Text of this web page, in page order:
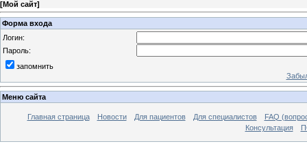
[Мой сайт]
Форма входа
Логин:
Пароль:
запомнить
Меню сайта
Главная страница Новости Для пациентов Для специалистов
FAQ
Консультация